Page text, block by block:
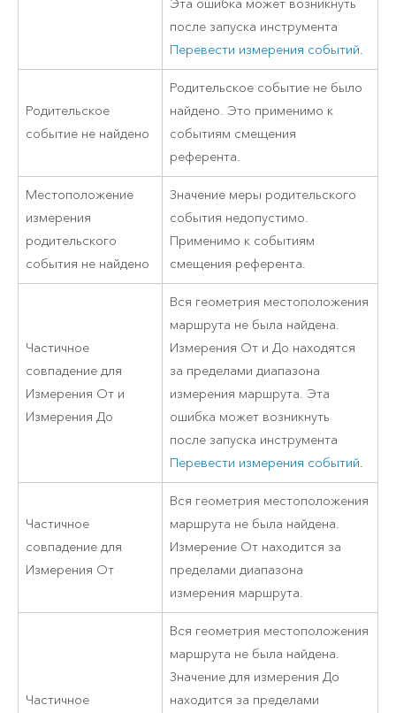
Эта ошибка может возникнуть
после запуска инструмента
Перевести измерения событий.
Родительское
событие не найдено
Родительское событие не было
найдено. Это применимо к
событиям смещения
референта.
Местоположение
измерения
родительского
события не найдено
Значение меры родительского
события недопустимо.
Применимо к событиям
смещения референта.
Частичное
совпадение для
Измерения От и
Измерения До
Вся геометрия местоположения
маршрута не была найдена.
Измерения От и До находятся
за пределами диапазона
измерения маршрута. Эта
ошибка может возникнуть
после запуска инструмента
Перевести измерения событий.
Частичное
совпадение для
Измерения От
Вся геометрия местоположения
маршрута не была найдена.
Измерение От находится за
пределами диапазона
измерения маршрута.
Частичное
Вся геометрия местоположения
маршрута не была найдена.
Значение для измерения До
находится за пределами